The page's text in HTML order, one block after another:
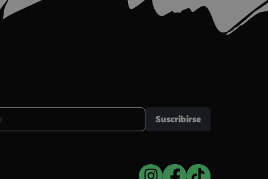
Suscribirse